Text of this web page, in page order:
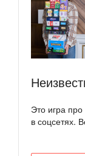
Это игра
в соцсетях.